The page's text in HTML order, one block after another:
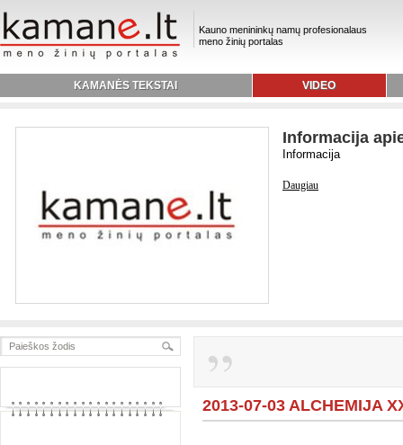
Kauno menininkų namų profesionalaus
meno žinių portalas
KAMANĖS TEKSTAI VIDEO
Informacija
Informacija
Daugiau
2013-07-03 ALCHEMIJA